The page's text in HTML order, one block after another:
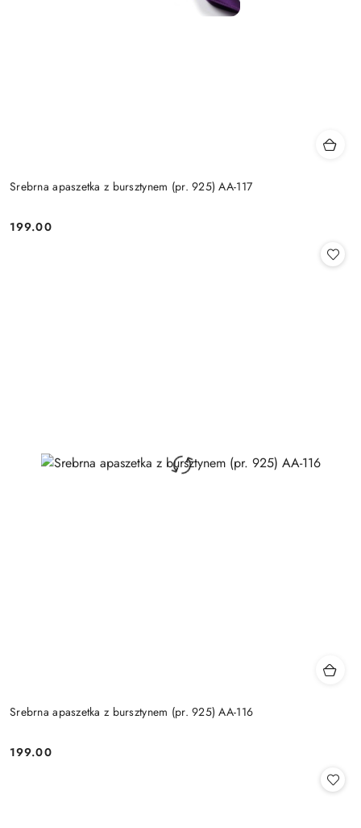
Srebrna apaszetka z bursztynem (pr. 925) AA-117
Cena:
199.00
Srebrna apaszetka z bursztynem (pr. 925) AA-116
Cena:
199.00